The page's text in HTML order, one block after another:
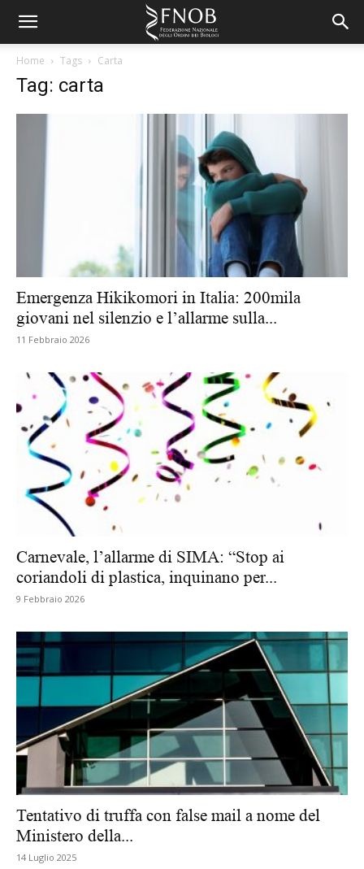
Home Tags Carta
Tag: carta
Emergenza Hikikomori in Italia: 200mila
giovani nel silenzio e l’allarme sulla...
11 Febbraio 2026
Carnevale, l’allarme di SIMA: “Stop ai
coriandoli di plastica, inquinano per...
9 Febbraio 2026
Tentativo di truffa con false mail a nome del
Ministero della...
14 Luglio 2025